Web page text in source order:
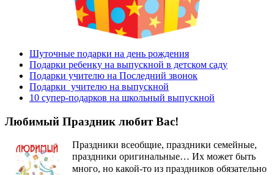
Шуточные подарки на день рождения
Подарки ребенку на выпускной в детском саду
Подарки учителю на Последний звонок
Подарки учителю на выпускной
10 супер-подарков на школьный выпускной
Любимый Праздник любит Вас!
Праздники всеобщие, праздники семейные,
праздники оригинальные… Их может быть
много, но какой-то из праздников обязательно